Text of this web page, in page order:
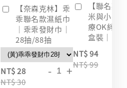
【奈森克林】乖
乖聯名款濕紙巾
｜乖乖發財巾｜
28抽/88抽
NT$ 28
NT$ 30
- +
【聯名款
米與小惡
療OK絆｜
盒裝｜台
NT$ 94
NT$ 99